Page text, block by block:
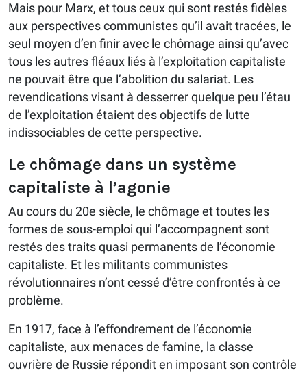
Mais pour Marx, et tous ceux qui sont restés fidèles
aux perspectives communistes qu’il avait tracées, le
seul moyen d’en finir avec le chômage ainsi qu’avec
tous les autres fléaux liés à l’exploitation capitaliste
ne pouvait être que l’abolition du salariat. Les
revendications visant à desserrer quelque peu l’étau
de l’exploitation étaient des objectifs de lutte
indissociables de cette perspective.
Le chômage dans un système
capitaliste à l’agonie
Au cours du 20e siècle, le chômage et toutes les
formes de sous-emploi qui l’accompagnent sont
restés des traits quasi permanents de l’économie
capitaliste. Et les militants communistes
révolutionnaires n’ont cessé d’être confrontés à ce
problème.
En 1917, face à l’effondrement de l’économie
capitaliste, aux menaces de famine, la classe
ouvrière de Russie répondit en imposant son contrôle